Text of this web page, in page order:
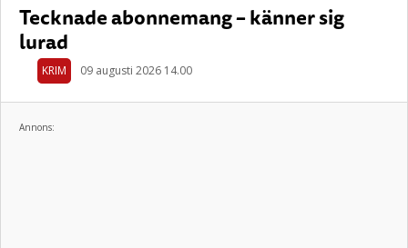
Tecknade abonnemang – känner sig
lurad
KRIM 09 augusti 2026 14.00
Annons: